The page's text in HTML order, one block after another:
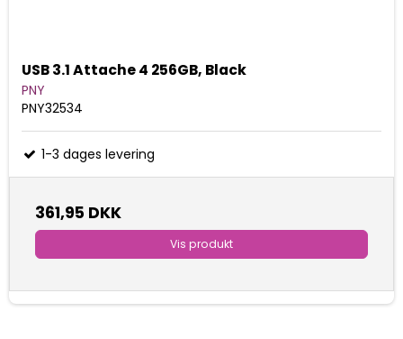
USB 3.1 Attache 4 256GB, Black
PNY
PNY32534
1-3 dages levering
361,95 DKK
Vis produkt